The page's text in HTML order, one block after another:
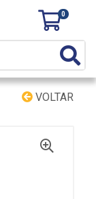
0
VOLTAR